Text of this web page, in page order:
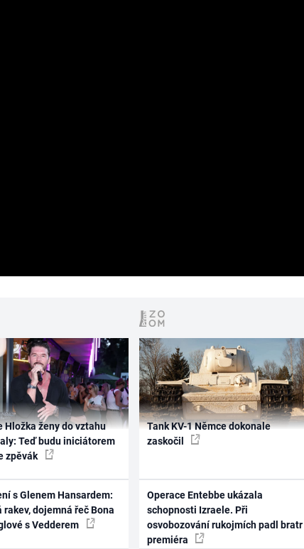
Hložka ženy do vztahu
Teď budu iniciátorem
zpěvák
s Glenem Hansardem:
rakev, dojemná řeč Bona
s Vedderem
Tank KV-1 Němce dokonale
zaskočil
Operace Entebbe ukázala
schopnosti Izraele. Při
osvobozování rukojmích padl bratr
premiéra